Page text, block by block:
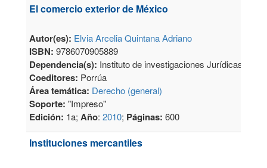
El comercio exterior de México
Autor(es): Elvia Arcelia Quintana Adriano
ISBN:9786070905889
Dependencia(s): Instituto de investigaciones Jurídicas
Coeditores: Porrúa
Área temática: Derecho (general)
Soporte: "Impreso"
Edición: 1a; Año:2010; Páginas:600
Instituciones mercantiles